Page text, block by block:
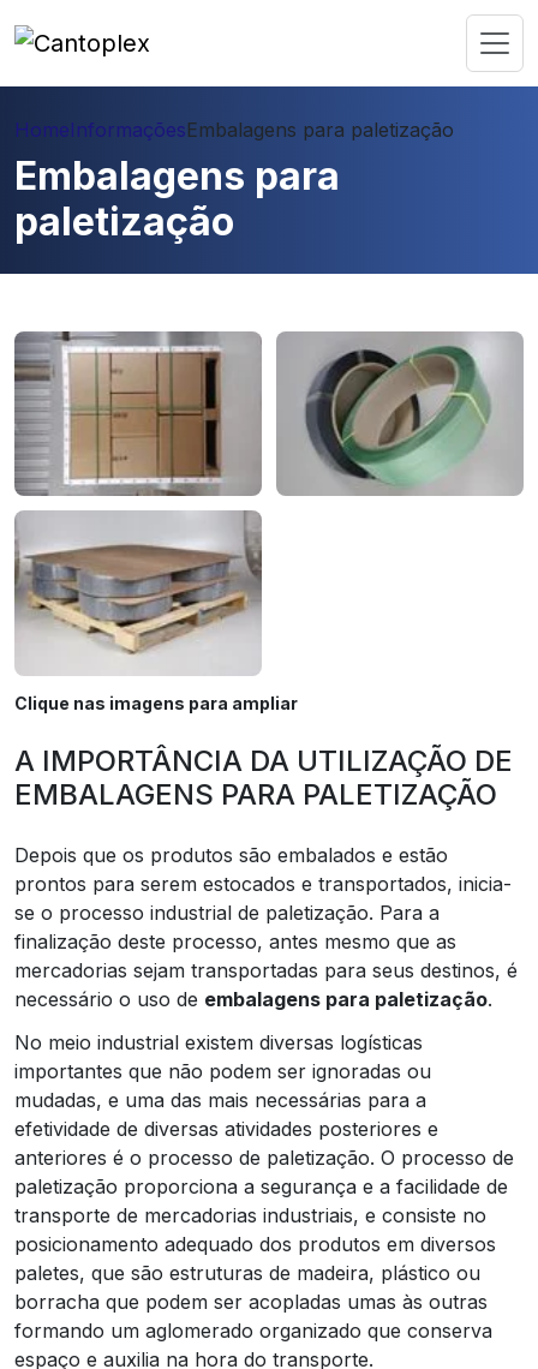
HomeInformaçõesEmbalagens para paletização
Embalagens para
paletização
Clique nas imagens para ampliar
A IMPORTÂNCIA DA UTILIZAÇÃO DE
EMBALAGENS PARA PALETIZAÇÃO
Depois que os produtos são embalados e estão
prontos para serem estocados e transportados, inicia-
se o processo industrial de paletização. Para a
finalização deste processo, antes mesmo que as
mercadorias sejam transportadas para seus destinos, é
necessário o uso de embalagens para paletização.
No meio industrial existem diversas logísticas
importantes que não podem ser ignoradas ou
mudadas, e uma das mais necessárias para a
efetividade de diversas atividades posteriores e
anteriores é o processo de paletização. O processo de
paletização proporciona a segurança e a facilidade de
transporte de mercadorias industriais, e consiste no
posicionamento adequado dos produtos em diversos
paletes, que são estruturas de madeira, plástico ou
borracha que podem ser acopladas umas às outras
formando um aglomerado organizado que conserva
espaço e auxilia na hora do transporte.